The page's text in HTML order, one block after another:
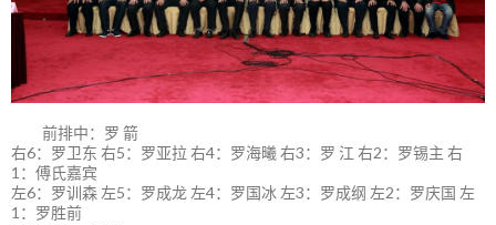
前排中：罗 箭
右6：罗卫东 右5：罗亚拉 右4：罗海曦 右3：罗 江 右2：罗锡主 右
1：傅氏嘉宾
左6：罗训森 左5：罗成龙 左4：罗国冰 左3：罗成纲 左2：罗庆国 左
1：罗胜前